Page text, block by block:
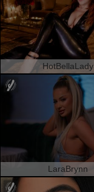
HotBellaLady
LaraBrynn